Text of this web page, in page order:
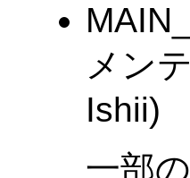
メン
Ishii)
一部